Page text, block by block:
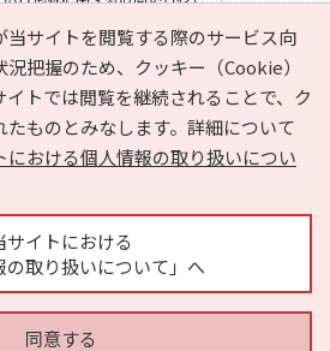
当サイトを閲覧する際のサービス向
況把握のため、クッキー（Cookie）
トでは閲覧を継続されることで、ク
たものとみなします。詳細について
における個人情報の取り扱いについ
サイトにおける
の取り扱いについて」へ
同意する
内容に関するお問い合わせ
All Rights Reserved.